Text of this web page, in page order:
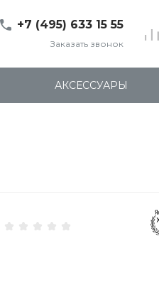
+7 (495) 633 15 55
Правды, д. 24с7
Пн-Пт: 11:00-20:00
Заказать звонок
АКСЕССУАРЫ